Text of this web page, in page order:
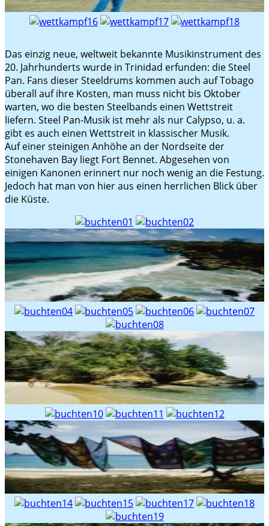
Das einzig neue, weltweit bekannte Musikinstrument des
20. Jahrhunderts wurde in Trinidad erfunden: die Steel
Pan. Fans dieser Steeldrums kommen auch auf Tobago
überall auf ihre Kosten, man muss nicht bis Oktober
warten, wo die besten Steelbands einen Wettstreit
liefern. Steel Pan-Musik ist mehr als nur Calypso, u. a.
gibt es auch einen Wettstreit in klassischer Musik.
Auf einer steinigen Anhöhe an der Nordseite der
Stonehaven Bay liegt Fort Bennet. Abgesehen von
einigen Kanonen erinnert nur noch wenig an die Festung.
Jedoch hat man von hier aus einen herrlichen Blick über
die Küste.